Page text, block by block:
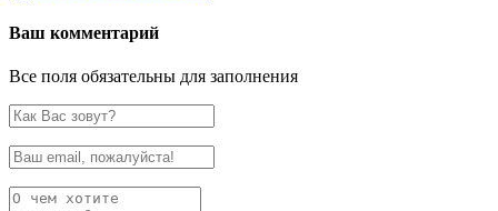
Ваш комментарий
Все поля обязательны для заполнения